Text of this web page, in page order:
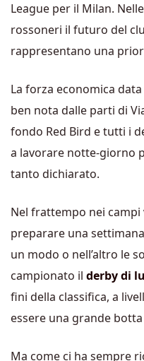
League per il Milan.
rossoneri il futuro del
rappresentano una
La forza economica
ben nota dalle parti di
fondo Red Bird e tutti i
a lavorare notte-giorno
tanto dichiarato.
Nel frattempo nei
preparare una
un modo o nell’altro le
campionato il derby di
fini della classifica, a
essere una grande
Ma come ci ha sempre